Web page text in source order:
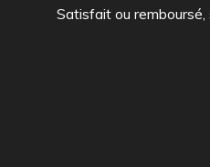
Satisfait ou